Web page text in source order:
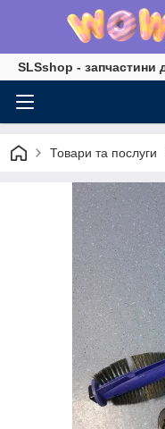
SLSshop - запчастини
Товари та послуги